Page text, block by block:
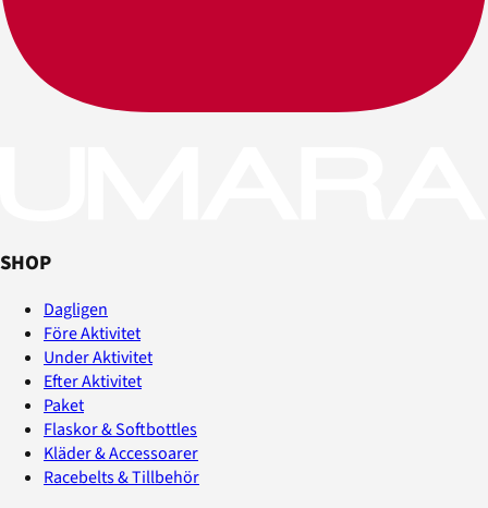
SHOP
Dagligen
Före Aktivitet
Under Aktivitet
Efter Aktivitet
Paket
Flaskor & Softbottles
Kläder & Accessoarer
Racebelts & Tillbehör